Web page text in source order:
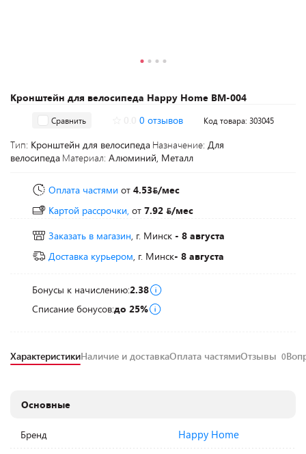
Кронштейн для велосипеда Happy Home BM-004
Сравнить 0 отзывов Код товара: 303045
Тип: Кронштейн для велосипеда Назначение: Для
велосипеда Материал: Алюминий, Металл
Оплата частями от 4.53 /мес
Картой рассрочки, от 7.92
/мес
Заказать в магазин, г. Минск - 8 августа
Доставка курьером, г. Минск- 8 августа
Бонусы к начислению:2.38
Списание бонусов:до 25%
ХарактеристикиНаличие и доставкаОплата частямиОтзывы 0
Основные
Бренд Happy Home